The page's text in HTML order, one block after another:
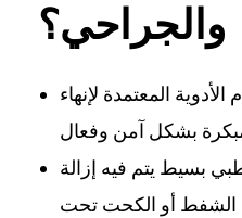
والجراحي؟
الأدوية المعتمدة لإنهاء
بسيط يتم فيه إزالة
الشفط أو الكحت تحت